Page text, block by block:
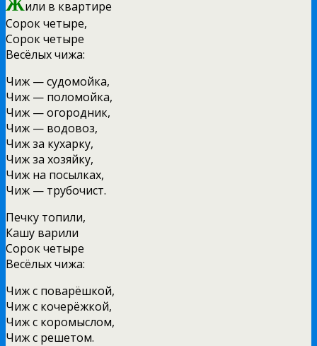
или в квартире
Сорок четыре,
Сорок четыре
Весёлых чижа:
Чиж — судомойка,
Чиж — поломойка,
Чиж — огородник,
Чиж — водовоз,
Чиж за кухарку,
Чиж за хозяйку,
Чиж на посылках,
Чиж — трубочист.
Печку топили,
Кашу варили
Сорок четыре
Весёлых чижа:
Чиж с поварёшкой,
Чиж с кочерёжкой,
Чиж с коромыслом,
Чиж с решетом.